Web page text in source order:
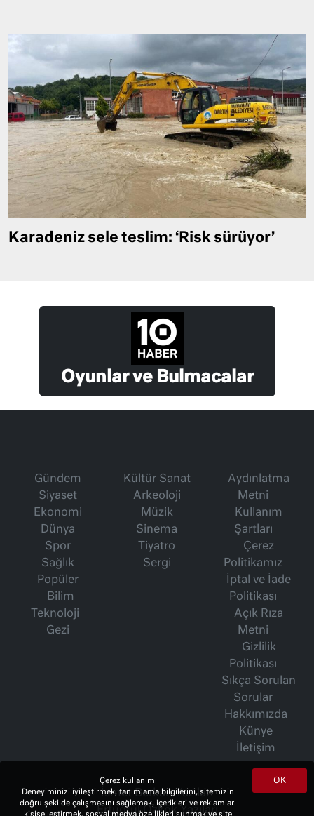
Karadeniz sele teslim: ‘Risk sürüyor’
Oyunlar ve Bulmacalar
Gündem
Siyaset
Ekonomi
Dünya
Spor
Sağlık
Popüler
Bilim
Teknoloji
Gezi
Kültür Sanat
Arkeoloji
Müzik
Sinema
Tiyatro
Sergi
Aydınlatma
Metni
Kullanım
Şartları
Çerez
Politikamız
İptal ve İade
Politikası
Açık Rıza
Metni
Gizlilik
Politikası
Sıkça Sorulan
Sorular
Hakkımızda
Künye
İletişim
İsmet Berkan Yazıları
Ertuğrul Özkök Yazıları
OK
Çerez kullanımı
Deneyiminizi iyileştirmek, tanımlama bilgilerini, sitemizin
doğru şekilde çalışmasını sağlamak, içerikleri ve reklamları
kişiselleştirmek, sosyal medya özellikleri sunmak ve site